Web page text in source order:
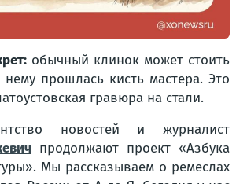
обычный клинок может стоить
прошлась кисть мастера. Это
гравюра на стали.
новостей и журналист
продолжают проект «Азбука
Мы рассказываем о ремеслах